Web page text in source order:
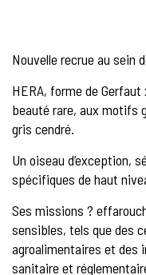
Nouvelle recrue au sein
HERA, forme de
beauté rare, aux motifs
gris cendré.
Un oiseau d’exception,
spécifiques de haut
Ses missions ?
sensibles, tels que des
agroalimentaires et des
sanitaire et